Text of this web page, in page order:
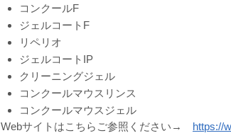
コンクールF
ジェルコートF
リペリオ
ジェルコートIP
クリーニングジェル
コンクールマウスリンス
コンクールマウスジェル
Webサイトはこちらご参照ください→ https://